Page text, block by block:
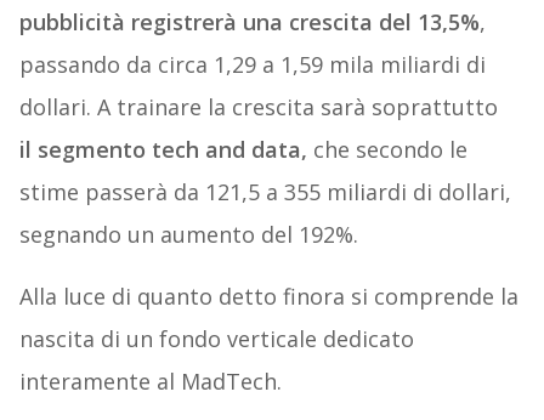
pubblicità registrerà una crescita del 13,5%,
passando da circa 1,29 a 1,59 mila miliardi di
dollari. A trainare la crescita sarà soprattutto
il segmento tech and data, che secondo le
stime passerà da 121,5 a 355 miliardi di dollari,
segnando un aumento del 192%.
Alla luce di quanto detto finora si comprende la
nascita di un fondo verticale dedicato
interamente al MadTech.